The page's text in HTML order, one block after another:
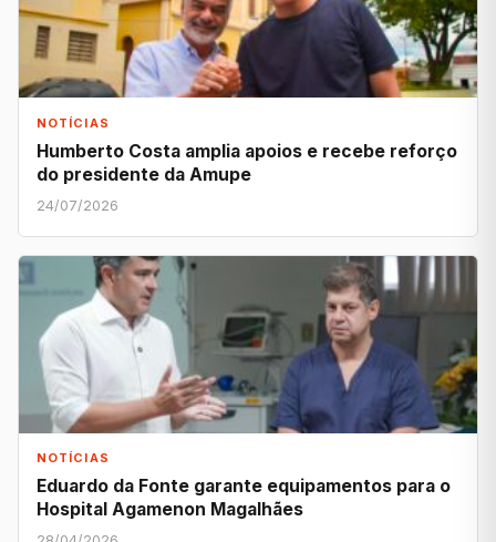
NOTÍCIAS
Humberto Costa amplia apoios e recebe reforço
do presidente da Amupe
24/07/2026
NOTÍCIAS
Eduardo da Fonte garante equipamentos para o
Hospital Agamenon Magalhães